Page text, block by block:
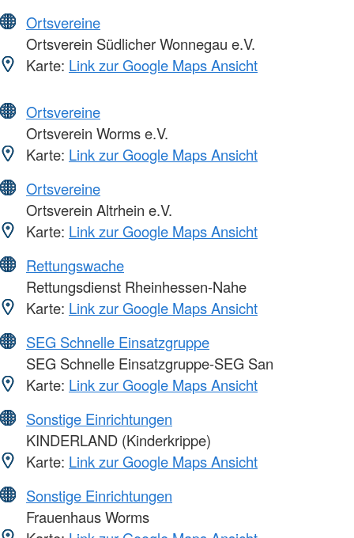
Ortsvereine
Ortsverein Südlicher Wonnegau e.V.
Karte: Link zur Google Maps Ansicht
Ortsvereine
Ortsverein Worms e.V.
Karte: Link zur Google Maps Ansicht
Ortsvereine
Ortsverein Altrhein e.V.
Karte: Link zur Google Maps Ansicht
Rettungswache
Rettungsdienst Rheinhessen-Nahe
Karte: Link zur Google Maps Ansicht
SEG Schnelle Einsatzgruppe
SEG Schnelle Einsatzgruppe-SEG San
Karte: Link zur Google Maps Ansicht
Sonstige Einrichtungen
KINDERLAND (Kinderkrippe)
Karte: Link zur Google Maps Ansicht
Sonstige Einrichtungen
Frauenhaus Worms